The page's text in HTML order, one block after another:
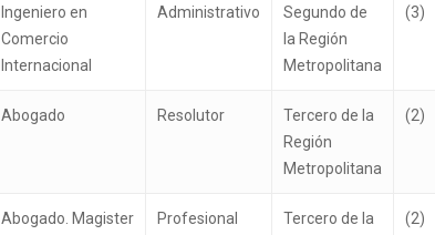
Ingeniero en
Comercio
Internacional
Administrativo
Segundo de
la Región
Metropolitana
(3)
Abogado Resolutor
Tercero de la
Región
Metropolitana
(2)
Abogado. Magister
Profesional
Tercero de la
(2)